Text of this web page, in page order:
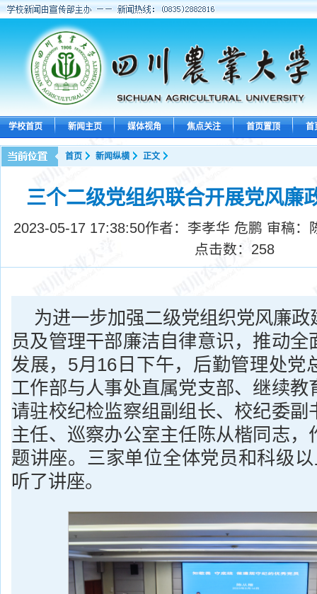
学校首页 新闻主页 媒体视角 焦点关注 首页置顶 首
首页 新闻纵横 正文
三个二级党组织联合开展党风廉
2023-05-17 17:38:50作者：李孝华 危鹏 审稿：
点击数： 258
为进一步加强二级党组织党风廉
员及管理干部廉洁自律意识，推动全
发展，5月16日下午，后勤管理处党
工作部与人事处直属党支部、继续教
请驻校纪检监察组副组长、校纪委副
主任、巡察办公室主任陈从楷同志，
题讲座。三家单位全体党员和科级
听了讲座。